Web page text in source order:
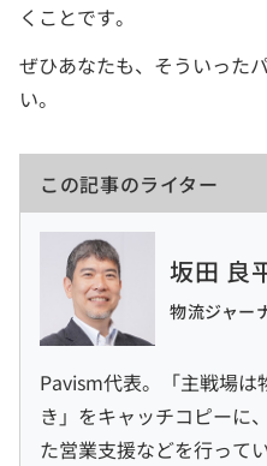
くことです。
ぜひあなたも、そういった
い。
この記事のライター
坂田 良
物流ジャー
Pavism代表。「主戦場
き」をキャッチコピーに
た営業支援などを行って